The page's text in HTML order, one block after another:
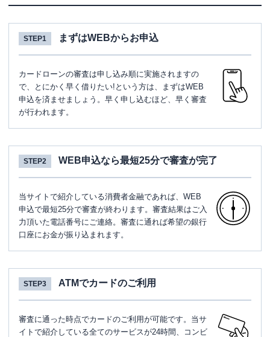
STEP1 まずはWEBからお申込
カードローンの審査は申し込み順に実施されますの
で、とにかく早く借りたい!という方は、まずはWEB
申込を済ませましょう。早く申し込むほど、早く審査
が行われます。
STEP2 WEB申込なら最短25分で審査が完了
当サイトで紹介している消費者金融であれば、WEB
申込で最短25分で審査が終わります。審査結果はご入
力頂いた電話番号にご連絡。審査に通れば希望の銀行
口座にお金が振り込まれます。
STEP3 ATMでカードのご利用
審査に通った時点でカードのご利用が可能です。当サ
イトで紹介している全てのサービスが24時間、コンビ